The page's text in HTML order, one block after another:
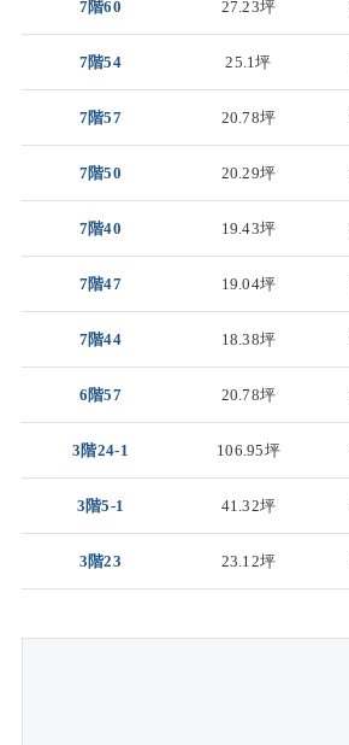
7階60 27.23坪
7階54 25.1坪
7階57 20.78坪
7階50 20.29坪
7階40 19.43坪
7階47 19.04坪
7階44 18.38坪
6階57 20.78坪
3階24-1 106.95坪
3階5-1 41.32坪
3階23 23.12坪